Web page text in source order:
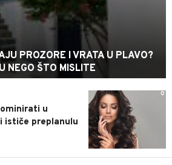
PROZORE I VRATA U PLAVO?
NEGO ŠTO MISLITE
0
u
ističe preplanulu